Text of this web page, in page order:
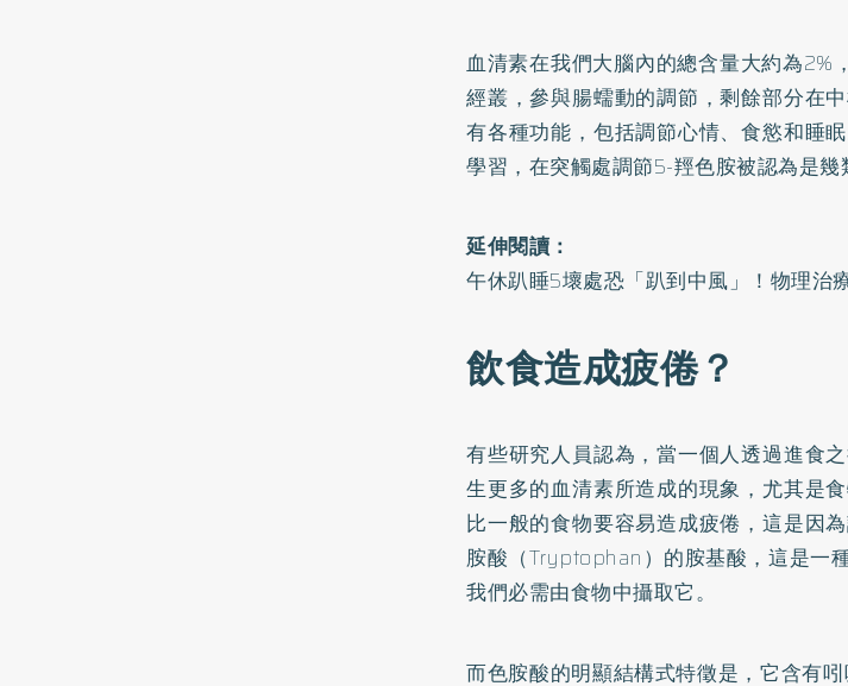
血清素在我們大腦內的總含量大約為
經叢，參與腸蠕動的調節，剩餘部分在
有各種功能，包括調節心情、食慾和睡
學習，在突觸處調節5-羥色胺被認為是幾
延伸閱讀：
午休趴睡5壞處恐「趴到中風」！物理治
飲食造成疲倦？
有些研究人員認為，當一個人透過進食
生更多的血清素所造成的現象，尤其是
比一般的食物要容易造成疲倦，這是因
胺酸（Tryptophan）的胺基酸，這是一
我們必需由食物中攝取它。
而色胺酸的明顯結構式特徵是，它含有